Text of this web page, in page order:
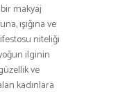
makyaj
ışığına ve
niteliği
ilginin
ve
kadınlara